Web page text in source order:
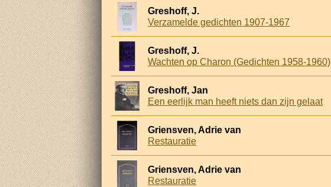
Greshoff, J.
Verzamelde gedichten 1907-1967
Greshoff, J.
Wachten op Charon (Gedichten 1958-1960)
Greshoff, Jan
Een eerlijk man heeft niets dan zijn gelaat
Griensven, Adrie van
Restauratie
Griensven, Adrie van
Restauratie